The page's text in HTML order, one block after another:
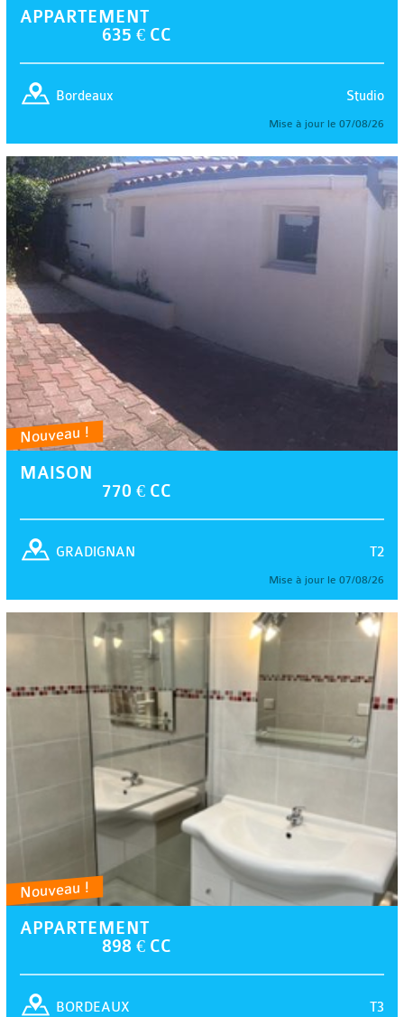
APPARTEMENT
635 € CC
Studio
Bordeaux
Mise à jour le 07/08/26
Nouveau !
MAISON
770 € CC
T2
GRADIGNAN
Mise à jour le 07/08/26
Nouveau !
APPARTEMENT
898 € CC
T3
BORDEAUX